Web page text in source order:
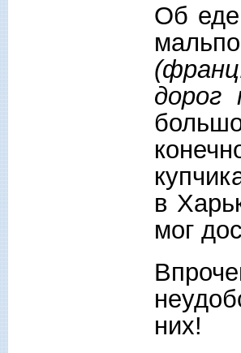
Об еде
дорог
в
мог
них!